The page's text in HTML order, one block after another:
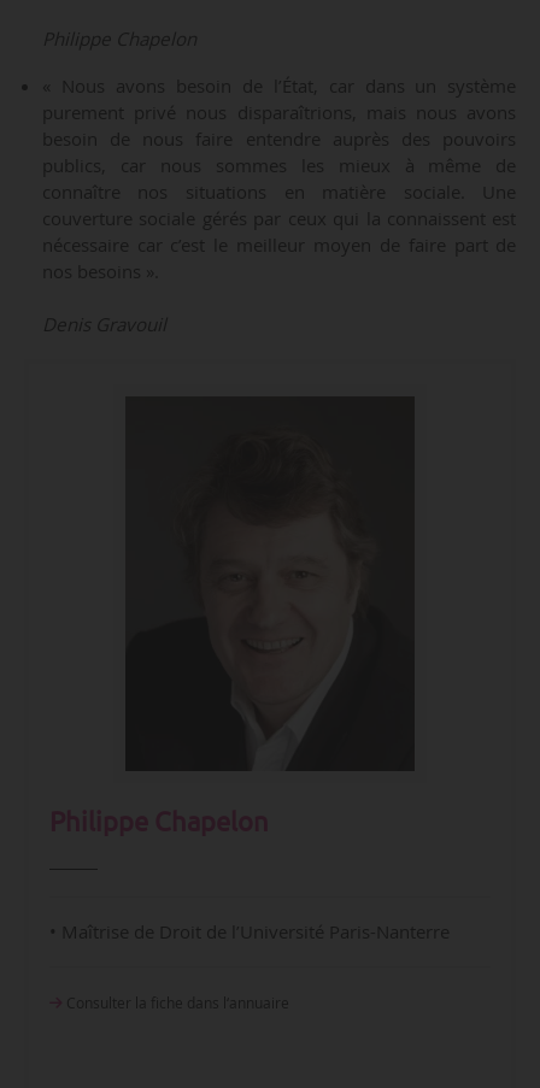
Philippe Chapelon
« Nous avons besoin de l’État, car dans un système
purement privé nous disparaîtrions, mais nous avons
besoin de nous faire entendre auprès des pouvoirs
publics, car nous sommes les mieux à même de
connaître nos situations en matière sociale. Une
couverture sociale gérés par ceux qui la connaissent est
nécessaire car c’est le meilleur moyen de faire part de
nos besoins ».
Denis Gravouil
• Maîtrise de Droit de l’Université Paris-Nanterre